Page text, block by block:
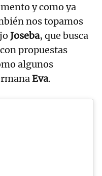
y como ya
nos topamos
Joseba, que busca
con propuestas
algunos
Eva.